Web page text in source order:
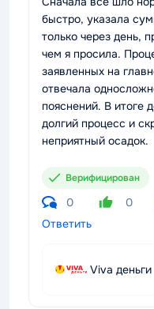
быстро, указала
только через день,
чем я просила.
заявленных на
отвечала
пояснений. В итоге
долгий процесс и
неприятный осадок.
Верифицирован
0 0
Ответить
Viva деньги